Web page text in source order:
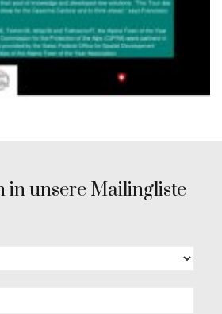
in unsere Mailingliste